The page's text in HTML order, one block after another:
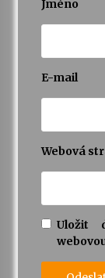
Jméno
E-mail
Webová
Uložit